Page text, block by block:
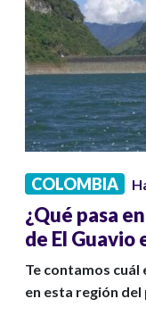
COLOMBIA
¿Qué pasa
de El Guavio
Te contamos
en esta región del